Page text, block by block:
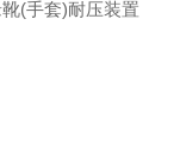
(手套)耐压装置